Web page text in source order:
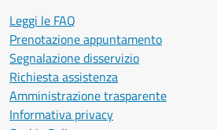
Leggi le FAQ
Prenotazione appuntamento
Segnalazione disservizio
Richiesta assistenza
Amministrazione trasparente
Informativa privacy